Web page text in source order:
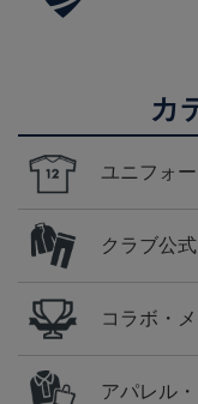
カ
ユニフォ
クラブ公
コラボ・
アパレル